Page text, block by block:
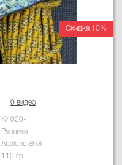
Скидка 10%
0 видео
K4020-1
Реплики
Abalone Shell
110 гр